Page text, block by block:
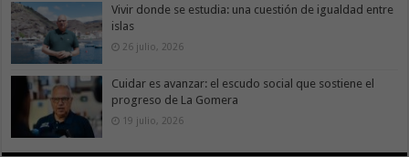
Vivir donde se estudia: una cuestión de igualdad entre
islas
26 julio, 2026
Cuidar es avanzar: el escudo social que sostiene el
progreso de La Gomera
19 julio, 2026